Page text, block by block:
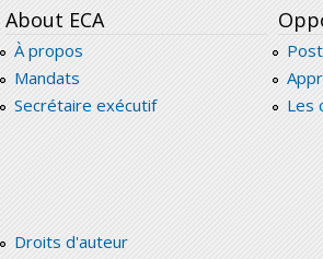
About ECA
À propos
Mandats
Secrétaire exécutif
Les
Droits d'auteur